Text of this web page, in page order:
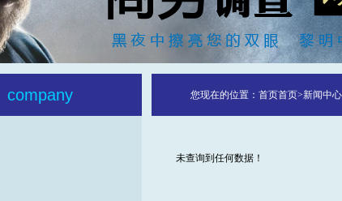
company 您现在的位置：首页首页>新闻中心
未查询到任何数据！